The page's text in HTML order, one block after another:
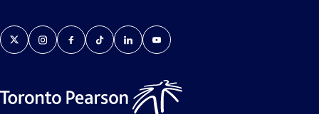
TwitterInstagramFacebook
TikTokLinkedInYouTube